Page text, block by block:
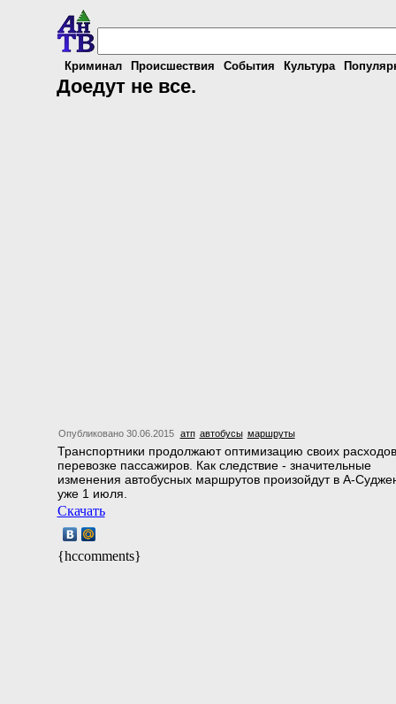
Криминал Происшествия События Культура
Доедут не все.
Опубликовано 30.06.2015 атп автобусы маршруты
Транспортники продолжают оптимизацию своих
перевозке пассажиров. Как следствие - значительные
изменения автобусных маршрутов произойдут в А-
уже 1 июля.
Скачать
{hccomments}